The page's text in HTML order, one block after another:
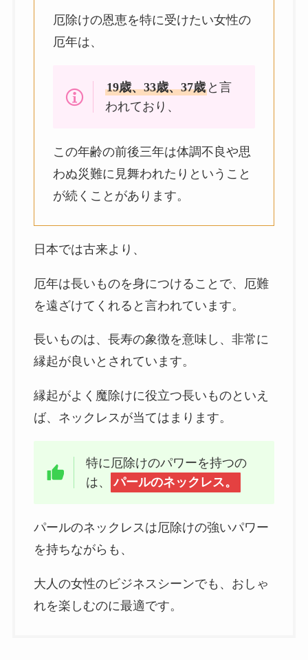
厄除けの恩恵を特に受けたい女性の
厄年は、
19歳、33歳、37歳と言
われており、
この年齢の前後三年は体調不良や思
わぬ災難に見舞われたりということ
が続くことがあります。
日本では古来より、
厄年は長いものを身につけることで、厄難
を遠ざけてくれると言われています。
長いものは、長寿の象徴を意味し、非常に
縁起が良いとされています。
縁起がよく魔除けに役立つ長いものといえ
ば、ネックレスが当てはまります。
特に厄除けのパワーを持つの
は、
パールのネックレス。
パールのネックレスは厄除けの強いパワー
を持ちながらも、
大人の女性のビジネスシーンでも、おしゃ
れを楽しむのに最適です。